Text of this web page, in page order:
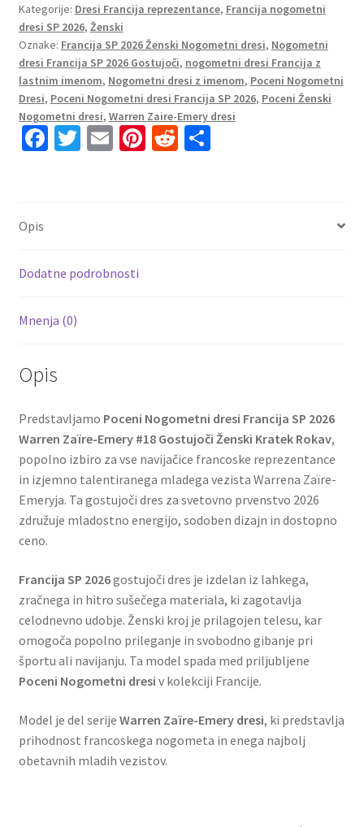
2026
Warren
Zaire-
Emery
#18
Gostujoči
Ženski
količina
Kategorije: Dresi Francija reprezentance, Francija nogometni
dresi SP 2026, Ženski
Oznake: Francija SP 2026 Ženski Nogometni dresi, Nogometni
dresi Francija SP 2026 Gostujoči, nogometni dresi Francija z
lastnim imenom, Nogometni dresi z imenom, Poceni Nogometni
Dresi, Poceni Nogometni dresi Francija SP 2026, Poceni Ženski
Nogometni dresi, Warren Zaire-Emery dresi
Fa
k
T E Pi R S
Opis
Dodatne podrobnosti
Mnenja (0)
Opis
Predstavljamo Poceni Nogometni dresi Francija SP 2026
Warren Zaïre-Emery #18 Gostujoči Ženski Kratek Rokav,
popolno izbiro za vse navijačice francoske reprezentance
in izjemno talentiranega mladega vezista Warrena Zaïre-
Emeryja. Ta gostujoči dres za svetovno prvenstvo 2026
združuje mladostno energijo, sodoben dizajn in dostopno
ceno.
Francija SP 2026gostujoči dres je izdelan iz lahkega,
zračnega in hitro sušečega materiala, ki zagotavlja
celodnevno udobje. Ženski kroj je prilagojen telesu, kar
omogoča popolno prileganje in svobodno gibanje pri
športu ali navijanju. Ta model spada med priljubljene
Poceni Nogometni dresi v kolekciji Francije.
Model je del serije Warren Zaïre-Emery dresi, ki predstavlja
prihodnost francoskega nogometa in enega najbolj
obetavnih mladih vezistov.